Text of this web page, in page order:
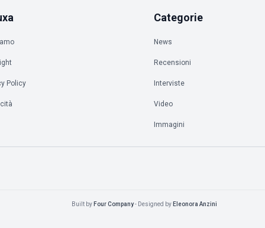
Policy
Categorie
News
Recensioni
Interviste
Video
Immagini
Built by Four Company- Designed by Eleonora Anzini